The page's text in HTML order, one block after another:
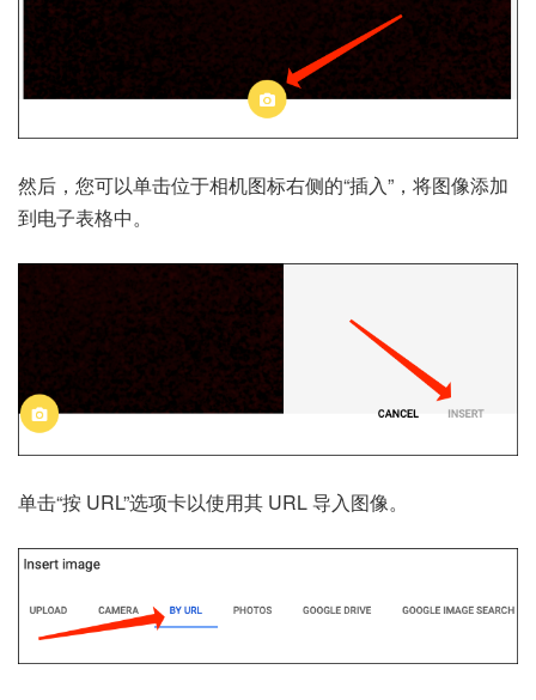
然后，您可以单击位于相机图标右侧的“插入”，将图像添加
到电子表格中。
单击“按 URL”选项卡以使用其 URL 导入图像。